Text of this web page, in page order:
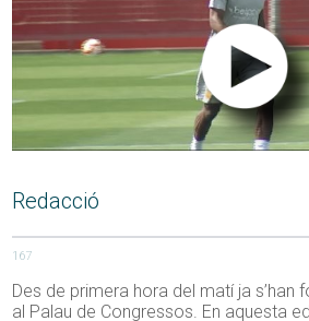
Redacció
167
Des de primera hora del matí ja s’han
al Palau de Congressos. En aquesta